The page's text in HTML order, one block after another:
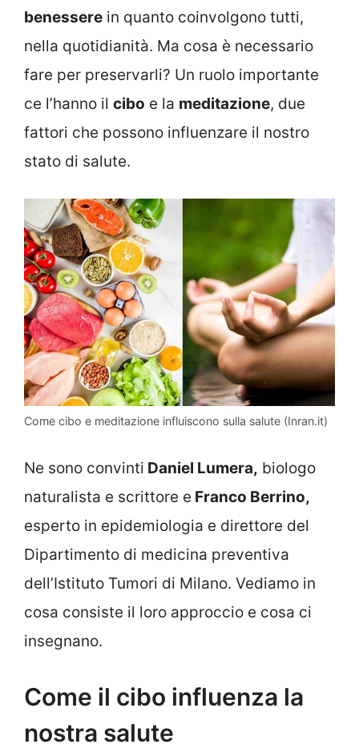
benessere in quanto coinvolgono tutti,
nella quotidianità. Ma cosa è necessario
fare per preservarli? Un ruolo importante
ce l’hanno il cibo e la meditazione, due
fattori che possono influenzare il nostro
stato di salute.
Come cibo e meditazione influiscono sulla salute (Inran.it)
Ne sono convinti Daniel Lumera, biologo
naturalista e scrittore e Franco Berrino,
esperto in epidemiologia e direttore del
Dipartimento di medicina preventiva
dell’Istituto Tumori di Milano. Vediamo in
cosa consiste il loro approccio e cosa ci
insegnano.
Come il cibo influenza la
nostra salute